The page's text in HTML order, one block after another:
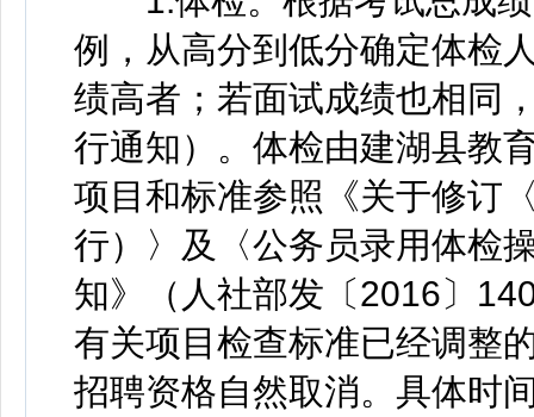
例，从高分到低分确定体检
绩高者；若面试成绩也相同
行通知）。体检由建湖县教
项目和标准参照《关于修订
行）〉及〈公务员录用体检
知》（人社部发〔2016〕
有关项目检查标准已经调整
招聘资格自然取消。具体时